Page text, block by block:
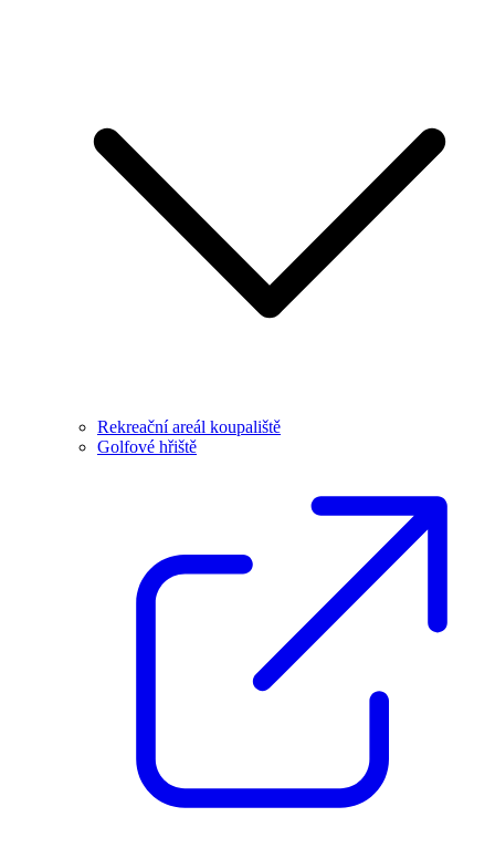
Rekreační areál koupaliště
Golfové hřiště